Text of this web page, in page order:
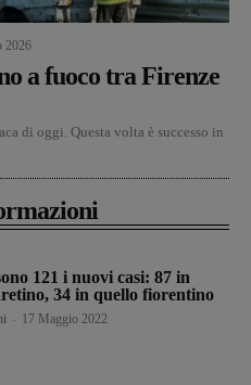
2026
a fuoco tra Firenze
di oggi. Questa volta è successo in
121 i nuovi casi: 87 in
34 in quello fiorentino
17 Maggio 2022